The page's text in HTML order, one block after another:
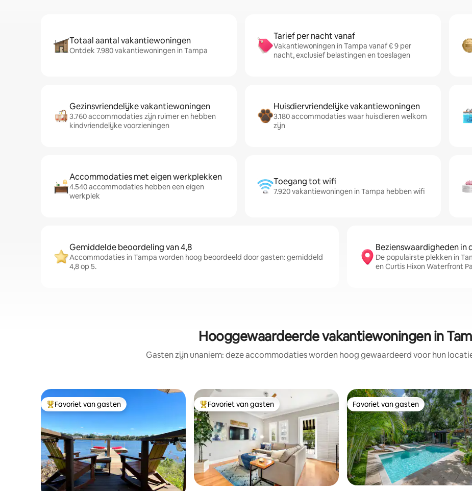
Totaal aantal vakantiewoningen
Ontdek 7.980 vakantiewoningen in Tampa
Tarief per nacht vanaf
Vakantiewoningen in Tampa vanaf € 9 per
nacht, exclusief belastingen en toeslagen
Gezinsvriendelijke vakantiewoningen
3.760 accommodaties zijn ruimer en hebben
kindvriendelijke voorzieningen
Huisdiervriendelijke vakantiewoningen
3.180 accommodaties waar huisdieren welkom
zijn
Accommodaties met eigen werkplekken
4.540 accommodaties hebben een eigen
werkplek
Toegang tot wifi
7.920 vakantiewoningen in Tampa hebben wifi
Gemiddelde beoordeling van 4,8
Accommodaties in Tampa worden hoog beoordeeld door gasten: gemiddeld
4,8 op 5.
Bezienswaardigheden in
De populairste plekken in
en Curtis Hixon Waterfront
Hooggewaardeerde vakantiewoningen in
Gasten zijn unaniem: deze accommodaties worden hoog gewaardeerd voor hun
Topfavoriet van gasten
Favoriet van gasten Topfavoriet van gasten
Favoriet van gasten Favoriet van gasten
Favoriet van gasten